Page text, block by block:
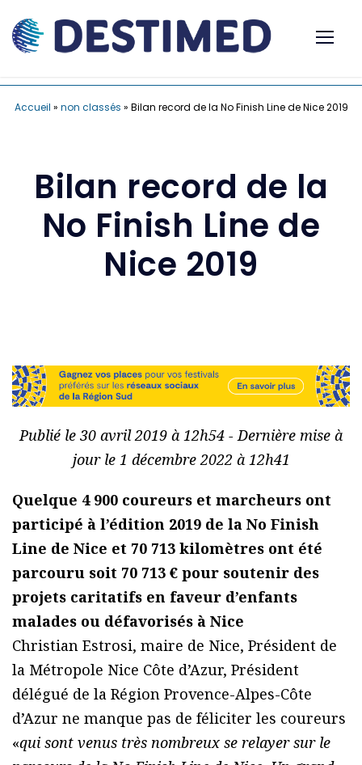
Accueil » non classés » Bilan record de la No Finish Line de Nice 2019
Bilan record de la
No Finish Line de
Nice 2019
Publié le 30 avril 2019 à 12h54 - Dernière mise à
jour le 1 décembre 2022 à 12h41
Quelque 4 900 coureurs et marcheurs ont
participé à l’édition 2019 de la No Finish
Line de Nice et 70 713 kilomètres ont été
parcouru soit 70 713 € pour soutenir des
projets caritatifs en faveur d’enfants
malades ou défavorisés à Nice
Christian Estrosi, maire de Nice, Président de
la Métropole Nice Côte d’Azur, Président
délégué de la Région Provence-Alpes-Côte
d’Azur ne manque pas de féliciter les coureurs
«qui sont venus très nombreux se relayer sur le